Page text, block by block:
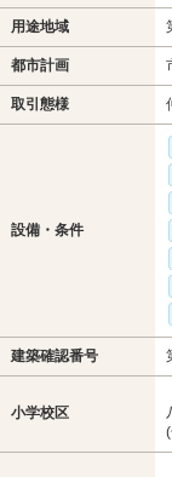
用途地域
都市計画
取引態様
設備・条件
建築確認番号
小学校区